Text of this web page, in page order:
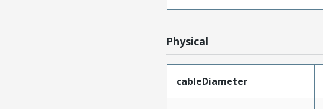
Physical
cableDiameter